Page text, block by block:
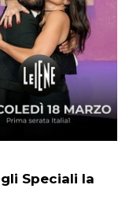
Speciali la